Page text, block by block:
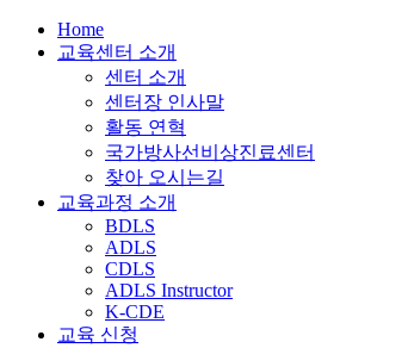
Home
교육센터 소개
센터 소개
센터장 인사말
활동 연혁
국가방사선비상진료센터
찾아 오시는길
교육과정 소개
BDLS
ADLS
CDLS
ADLS Instructor
K-CDE
교육 신청